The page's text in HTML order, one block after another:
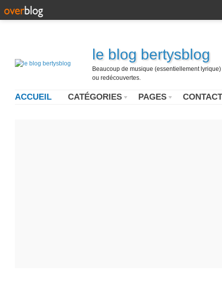
le blog bertysblog
Beaucoup de musique (essentiellement
ou redécouvertes.
ACCUEIL CATÉGORIES PAGES CONTACT